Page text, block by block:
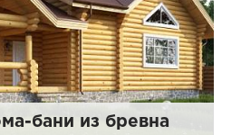
бани из бревна